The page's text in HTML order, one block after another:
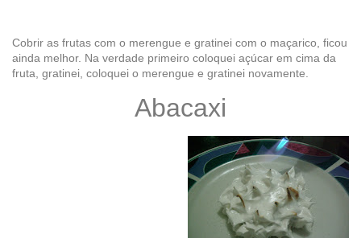
Cobrir as frutas com o merengue e gratinei com o maçarico, ficou
ainda melhor. Na verdade primeiro coloquei açúcar em cima da
fruta, gratinei, coloquei o merengue e gratinei novamente.
Abacaxi